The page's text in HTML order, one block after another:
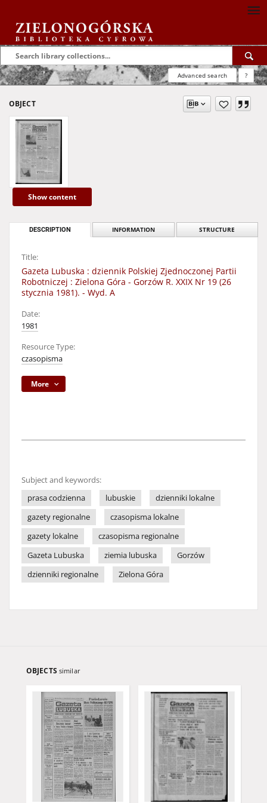
Advanced search ?
OBJECT
Show content
DESCRIPTION INFORMATION STRUCTURE
Title:
Gazeta Lubuska : dziennik Polskiej Zjednoczonej Partii
Robotniczej : Zielona Góra - Gorzów R. XXIX Nr 19 (26
stycznia 1981). - Wyd. A
Date:
1981
Resource Type:
czasopisma
More
Subject and keywords:
prasa codzienna
lubuskie
dzienniki lokalne
gazety regionalne
czasopisma lokalne
gazety lokalne
czasopisma regionalne
Gazeta Lubuska
ziemia lubuska
Gorzów
dzienniki regionalne
Zielona Góra
OBJECTS similar